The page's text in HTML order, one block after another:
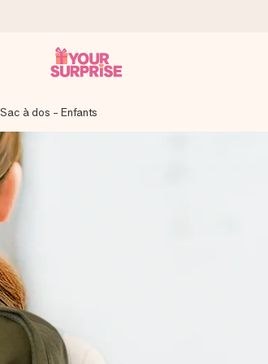
puissiez l’offrir au bon moment, quand
Reviews (total de tous les pays où nous
ou un message qui touche le cœur. Sans
Sac à dos - Enfants